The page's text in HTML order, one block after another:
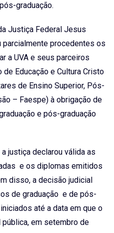
graduação.
Justiça Federal Jesus
procedentes os
a UVA e seus parceiros
Educação e Cultura Cristo
de Ensino Superior, Pós-
– Faespe) à obrigação de
e pós-graduação
justiça declarou válida as
e os diplomas emitidos
disso, a decisão judicial
de graduação e de pós-
até a data em que o
pública, em setembro de